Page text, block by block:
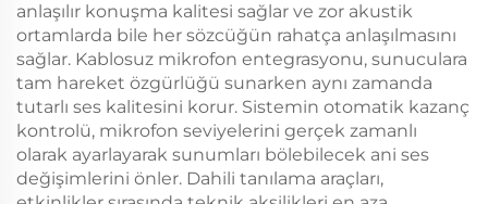
anlaşılır konuşma kalitesi sağlar ve zor akustik
ortamlarda bile her sözcüğün rahatça anlaşılmasını
sağlar. Kablosuz mikrofon entegrasyonu, sunuculara
tam hareket özgürlüğü sunarken aynı zamanda
tutarlı ses kalitesini korur. Sistemin otomatik kazanç
kontrolü, mikrofon seviyelerini gerçek zamanlı
olarak ayarlayarak sunumları bölebilecek ani ses
değişimlerini önler. Dahili tanılama araçları,